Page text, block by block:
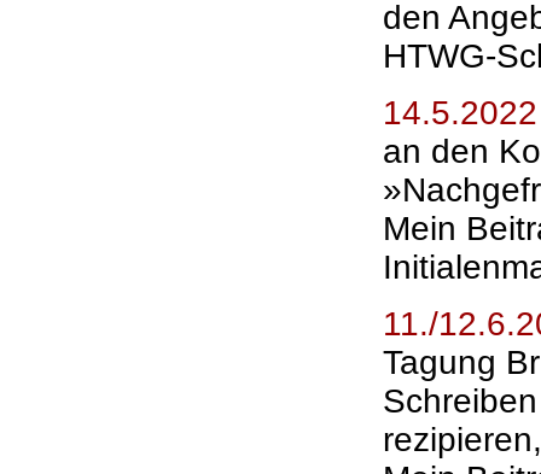
den
HTWG-
14.5.2022
an den
Mein
11./
Tagung